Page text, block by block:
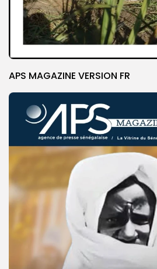
APS MAGAZINE VERSION FR